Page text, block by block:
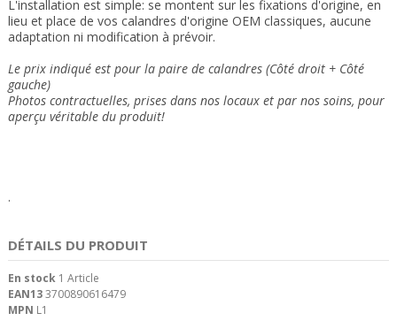
L'installation est simple: se montent sur les fixations d'origine, en
lieu et place de vos calandres d'origine OEM classiques, aucune
adaptation ni modification à prévoir.
Le prix indiqué est pour la paire de calandres (Côté droit + Côté
gauche)
Photos contractuelles, prises dans nos locaux et par nos soins, pour
aperçu véritable du produit!
.
DÉTAILS DU PRODUIT
En stock 1 Article
EAN133700890616479
MPN L1